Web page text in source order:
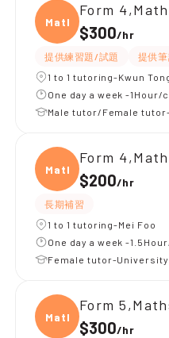
Maths
Form
$300/hr
提供練習題/試題 提供
1 to 1 tutoring-Kwun
One day a week -1Hour/
Male tutor/Female
Maths
Form
$200/hr
長期補習
1 to 1 tutoring-Mei Foo
One day a week -
Female tutor-University
Maths
Form
$300/hr